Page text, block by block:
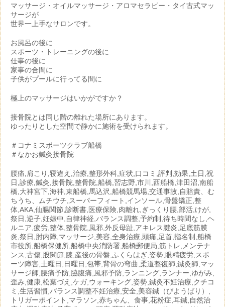
マッサージ・オイルマッサージ・アロマセラピー・タイ古式マッ
サージが
世界一上手なサロンです。
お風呂の後に
スポーツ・トレーニングの後に
仕事の後に
家事の合間に
子供がプールに行ってる間に
極上のマッサージはいかがですか？
接骨院とは同じ階の離れた場所にあります。
ゆったりとした空間で静かに施術を受けられます。
＃コナミスポーツクラブ船橋
＃なかお鍼灸接骨院
腰痛,肩こり,寝違え,治療,整形外科,症状,口コミ,評判,効果,土日,祝
日,診療,鍼灸,接骨院,整骨院,船橋,習志野,市川,西船橋,津田沼,南船
橋,大神宮下,海神,東船橋,馬込沢,船橋競馬場,交通事故,自賠責、む
ちうち、ムチウチ,スーパーフィート,インソール,骨盤矯正,整
体,AKA,仙腸関節,診断書,医療保険,肉離れ,ぎっくり腰,部活,けが,
祭日,逆子,妊娠中,自律神経,バランス調整,予約制,待ち時間なし,ヘ
ルニア,疲労,整体,整骨院,風邪,外反母趾,アキレス腱炎,足底筋膜
炎,祭日,肘内障,マッサージ,美容,全身治療,頭痛,足首,指名制,船橋
市役所,船橋保健所,船橋中央消防署,船橋郵便局,筋トレ,メンテナ
ンス,古傷,股関節,膝,産後の骨盤,ふくらはぎ,姿勢,眼精疲労,スポ
ーツ障害,土曜日,日曜日,包帯,背骨の弯曲,柔道整復師,鍼灸師,マッ
サージ師,腰痛予防,脇腹痛,風邪予防,ランニング,ランナー,ゆがみ,
歪み,健康,松葉づえ,ケガ,ウォーキング,姿勢,鍼灸不妊治療,クチコ
ミ,生活習慣,バランス調整不妊治療,安全,美容鍼（びようばり）,
トリガーポイント,マラソン,赤ちゃん、食事,花粉症,耳鍼,自然治